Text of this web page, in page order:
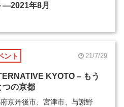
―2021年8月
ント 21/7/29
KYOTO – もう
つの京都
京丹後市、宮津市、与謝野